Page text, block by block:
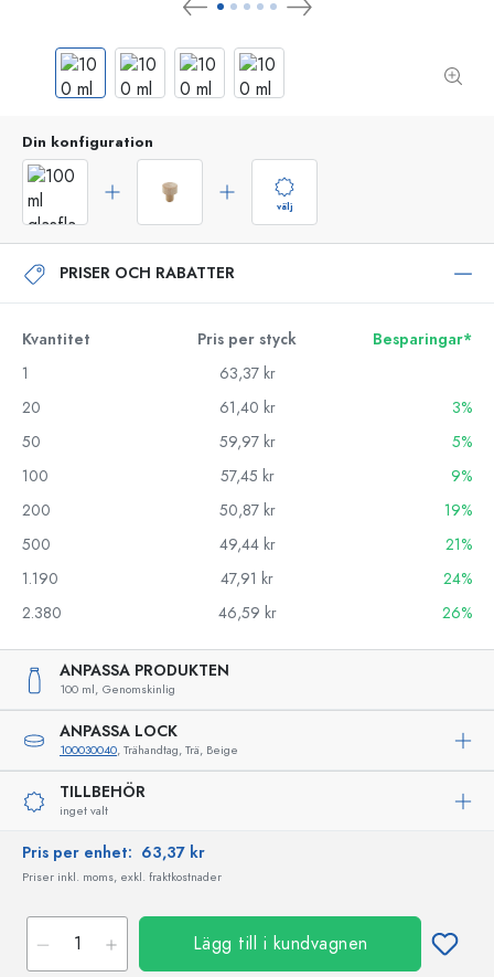
Din konfiguration
välj
PRISER OCH RABATTER
Kvantitet Pris per styck
Besparingar*
1
63,37 kr
20
61,40 kr
3%
50
59,97 kr
5%
100
57,45 kr
9%
200
50,87 kr
19%
500
49,44 kr
21%
1.190
47,91 kr
24%
2.380
46,59 kr 26%
ANPASSA PRODUKTEN
100 ml, Genomskinlig
ANPASSA LOCK
100030040, Trähandtag, Trä, Beige
TILLBEHÖR
inget valt
Pris per enhet: 63,37 kr
Priser inkl. moms, exkl. fraktkostnader
Lägg till i kundvagnen